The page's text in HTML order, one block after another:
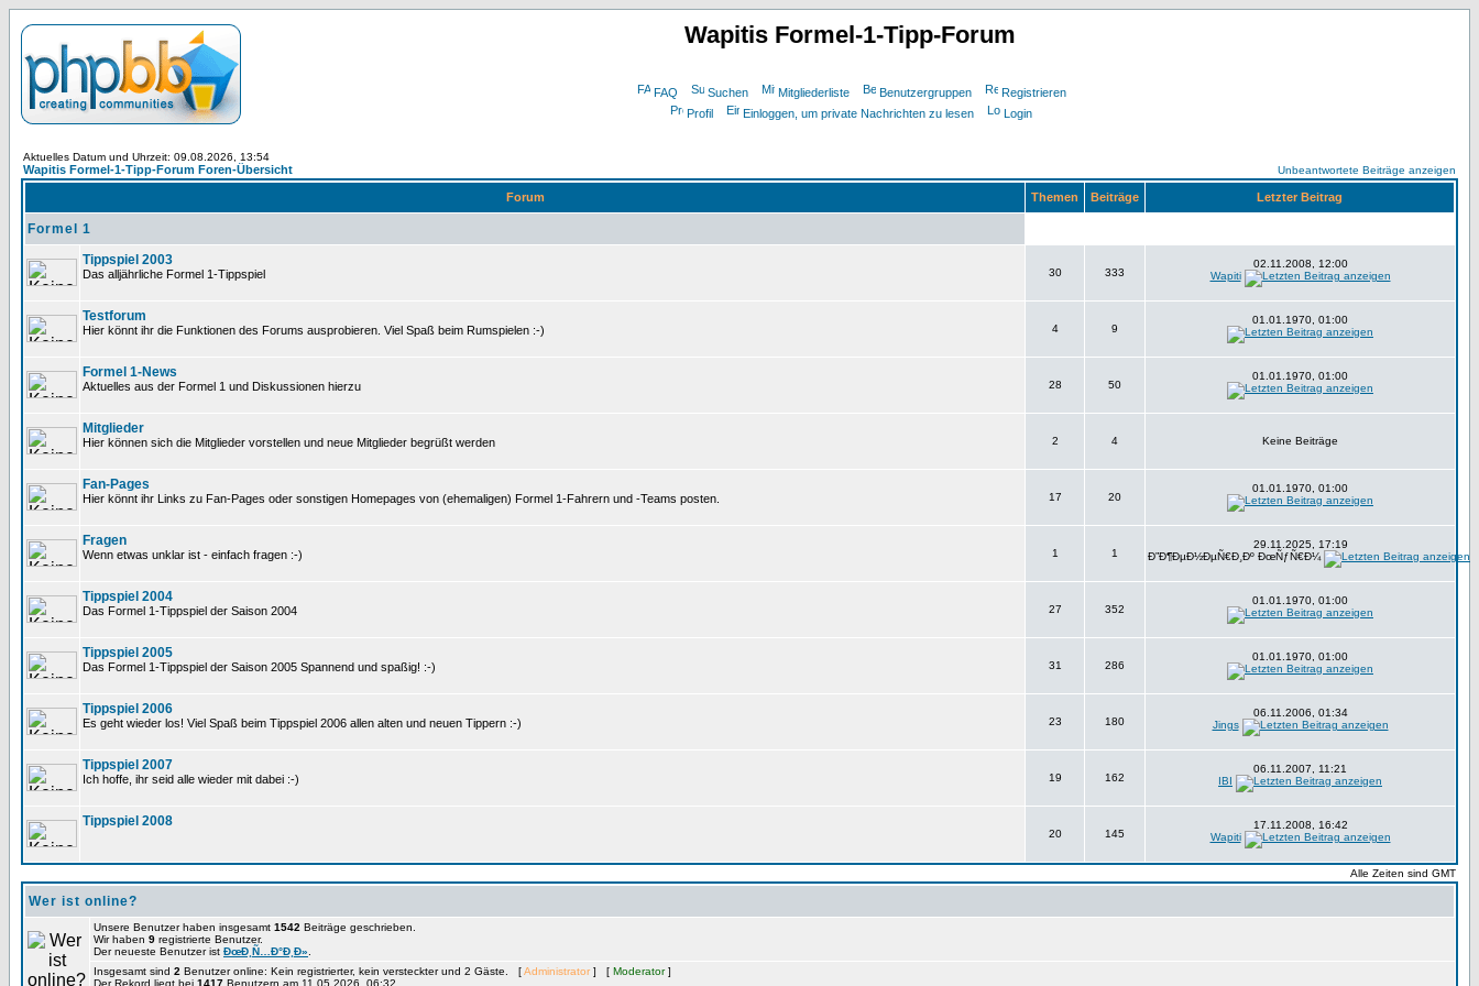
Wapitis Formel-1-Tipp-Forum
FAQ Suchen Mitgliederliste Benutzergruppen
Registrieren
Profil
Einloggen, um private Nachrichten zu lesen Login
Aktuelles Datum und Uhrzeit: 09.08.2026, 13:54
Wapitis Formel-1-Tipp-Forum Foren-Übersicht Unbeantwortete Beiträge anzeigen
Forum Themen Beiträge Letzter Beitrag
Formel 1
Tippspiel 2003
Das alljährliche Formel 1-Tippspiel 30 333
02.11.2008, 12:00
Wapiti
Testforum
Hier könnt ihr die Funktionen des Forums ausprobieren. Viel Spaß beim Rumspielen :-) 4 9
01.01.1970, 01:00
Formel 1-News
Aktuelles aus der Formel 1 und Diskussionen hierzu 28 50
01.01.1970, 01:00
Mitglieder
Hier können sich die Mitglieder vorstellen und neue Mitglieder begrüßt werden 2 4 Keine Beiträge
Fan-Pages
Hier könnt ihr Links zu Fan-Pages oder sonstigen Homepages von (ehemaligen) Formel 1-Fahrern und -Teams posten. 17 20
01.01.1970, 01:00
Fragen
Wenn etwas unklar ist - einfach fragen :-) 1 1
29.11.2025, 17:19
Ð”Ð¶ÐµÐ½ÐµÑ€Ð¸Ðº ÐœÑƒÑ€Ð¼
Tippspiel 2004
Das Formel 1-Tippspiel der Saison 2004 27 352
01.01.1970, 01:00
Tippspiel 2005
Das Formel 1-Tippspiel der Saison 2005 Spannend und spaßig! :-) 31 286
01.01.1970, 01:00
Tippspiel 2006
Es geht wieder los! Viel Spaß beim Tippspiel 2006 allen alten und neuen Tippern :-) 23 180
06.11.2006, 01:34
Jings
Tippspiel 2007
Ich hoffe, ihr seid alle wieder mit dabei :-) 19 162
06.11.2007, 11:21
IBI
Tippspiel 2008
20 145
17.11.2008, 16:42
Wapiti
Alle Zeiten sind GMT
Wer ist online?
Unsere Benutzer haben insgesamt 1542 Beiträge geschrieben.
Wir haben 9 registrierte Benutzer.
Der neueste Benutzer ist ÐœÐ¸Ñ…Ð°Ð¸Ð»
Insgesamt sind 2 Benutzer online: Kein registrierter, kein versteckter und 2 Gäste. [Administrator ] [ Moderator]
Der Rekord liegt bei 1417 Benutzern am 11.05.2026, 06:32.